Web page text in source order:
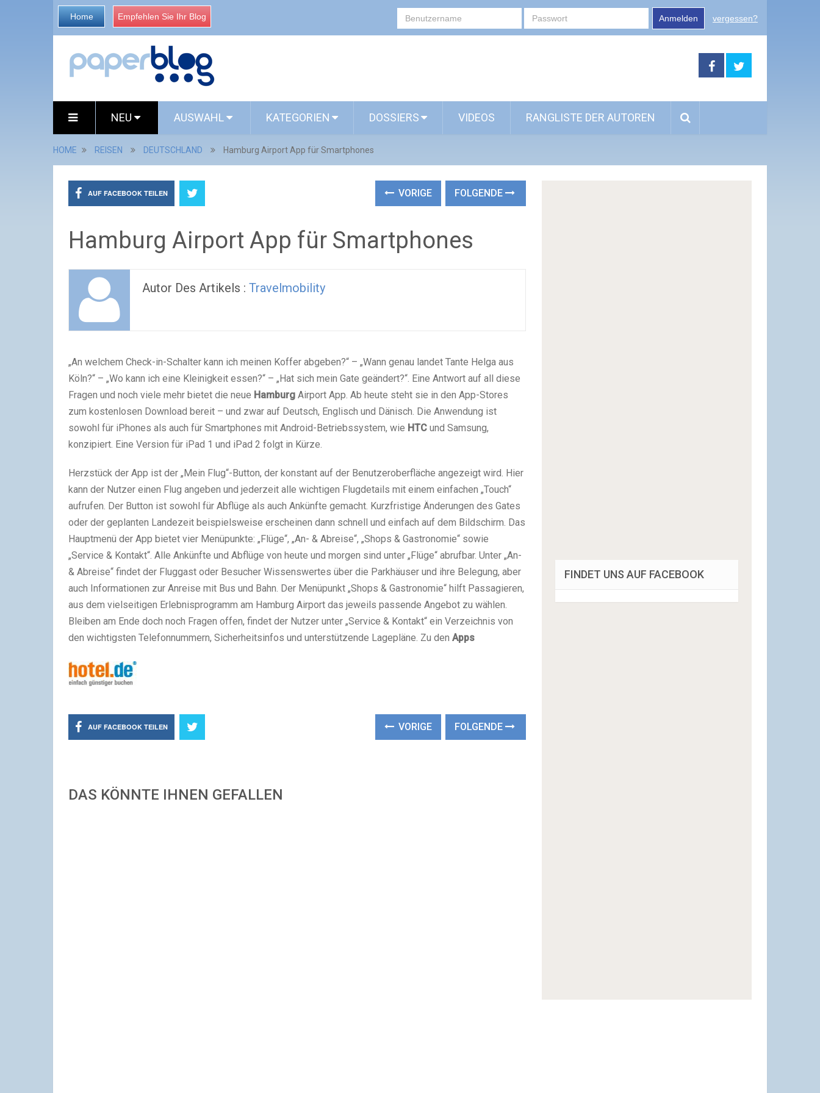
Home Empfehlen Sie Ihr Blog Anmelden vergessen?
NEU AUSWAHL KATEGORIEN DOSSIERS VIDEOS RANGLISTE DER AUTOREN
HOME REISEN DEUTSCHLAND Hamburg Airport App für Smartphones
AUF FACEBOOK TEILEN VORIGE FOLGENDE
Hamburg Airport App für Smartphones
Autor Des Artikels : Travelmobility
„An welchem Check-in-Schalter kann ich meinen Koffer abgeben?“ – „Wann genau landet Tante Helga aus
Köln?“ – „Wo kann ich eine Kleinigkeit essen?“ – „Hat sich mein Gate geändert?“. Eine Antwort auf all diese
Fragen und noch viele mehr bietet die neue Hamburg Airport App. Ab heute steht sie in den App-Stores
zum kostenlosen Download bereit – und zwar auf Deutsch, Englisch und Dänisch. Die Anwendung ist
sowohl für iPhones als auch für Smartphones mit Android-Betriebssystem, wie HTC und Samsung,
konzipiert. Eine Version für iPad 1 und iPad 2 folgt in Kürze.
Herzstück der App ist der „Mein Flug“-Button, der konstant auf der Benutzeroberfläche angezeigt wird. Hier
kann der Nutzer einen Flug angeben und jederzeit alle wichtigen Flugdetails mit einem einfachen „Touch“
aufrufen. Der Button ist sowohl für Abflüge als auch Ankünfte gemacht. Kurzfristige Änderungen des Gates
oder der geplanten Landezeit beispielsweise erscheinen dann schnell und einfach auf dem Bildschirm. Das
Hauptmenü der App bietet vier Menüpunkte: „Flüge“, „An- & Abreise“, „Shops & Gastronomie“ sowie
„Service & Kontakt“. Alle Ankünfte und Abflüge von heute und morgen sind unter „Flüge“ abrufbar. Unter „An-
& Abreise“ findet der Fluggast oder Besucher Wissenswertes über die Parkhäuser und ihre Belegung, aber
auch Informationen zur Anreise mit Bus und Bahn. Der Menüpunkt „Shops & Gastronomie“ hilft Passagieren,
aus dem vielseitigen Erlebnisprogramm am Hamburg Airport das jeweils passende Angebot zu wählen.
Bleiben am Ende doch noch Fragen offen, findet der Nutzer unter „Service & Kontakt“ ein Verzeichnis von
den wichtigsten Telefonnummern, Sicherheitsinfos und unterstützende Lagepläne. Zu den Apps
AUF FACEBOOK TEILEN VORIGE FOLGENDE
DAS KÖNNTE IHNEN GEFALLEN
FINDET UNS AUF FACEBOOK